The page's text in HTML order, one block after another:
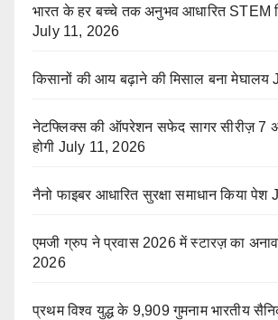
भारत के हर बच्चे तक अनुभव आधारित STEM
July 11, 2026
किसानों की आय बढ़ाने की मिसाल बना मेघालय
नेटफ्लिक्स की ऑपरेशन सफेद सागर सीरीज़ 7
होगी July 11, 2026
नैनो फाइबर आधारित सुरक्षा समाधान किया पेश
एमजी ग्रुप ने प्रवास 2026 में स्टारज़ का
2026
प्रथम विश्व युद्ध के 9,909 गुमनाम भारतीय